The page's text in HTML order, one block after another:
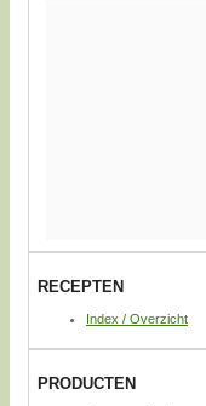
RECEPTEN
Index / Overzicht
PRODUCTEN